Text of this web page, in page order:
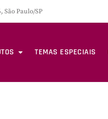
São Paulo/SP
TEMAS ESPECIAIS